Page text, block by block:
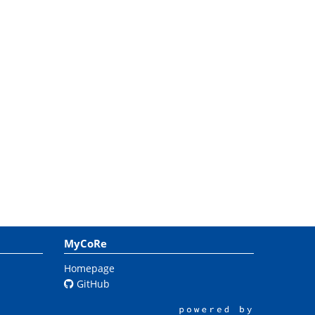
MyCoRe
Homepage
GitHub